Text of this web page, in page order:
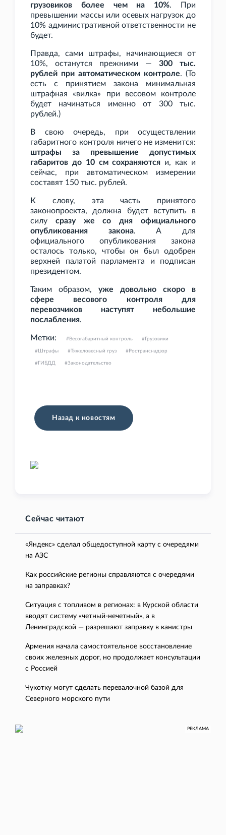
грузовиков более чем на 10%. При
превышении массы или осевых нагрузок до
10% административной ответственности не
будет.
Правда, сами штрафы, начинающиеся от
10%, останутся прежними — 300
тыс.
рублей при автоматическом контроле. (То
есть с принятием закона минимальная
штрафная «вилка» при весовом контроле
будет начинаться именно от 300
тыс.
рублей.)
В свою очередь, при осуществлении
габаритного контроля ничего не изменится:
штрафы за превышение допустимых
габаритов до 10 см сохраняются и, как и
сейчас, при автоматическом измерении
составят 150 тыс. рублей.
К слову, эта часть принятого
законопроекта, должна будет вступить в
силу сразу же со дня официального
опубликования закона. А для
официального опубликования закона
осталось только, чтобы он был одобрен
верхней палатой парламента и подписан
президентом.
Таким образом, уже довольно скоро в
сфере весового контроля для
перевозчиков наступят небольшие
послабления.
Метки: Весогабаритный контроль Грузовики
Штрафы Тяжеловесный груз Ространснадзор
ГИБДД Законодательство
Назад к новостям
Сейчас читают
«Яндекс» сделал общедоступной карту с очередями
на АЗС
Как российские регионы справляются с очередями
на заправках?
Ситуация с топливом в регионах: в Курской области
вводят систему «четный-нечетный», а в
Ленинградской — разрешают заправку в канистры
Армения начала самостоятельное восстановление
своих железных дорог, но продолжает консультации
с Россией
Чукотку могут сделать перевалочной базой для
Северного морского пути
РЕКЛАМА